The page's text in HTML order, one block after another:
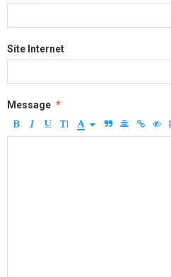
Site Internet
Message